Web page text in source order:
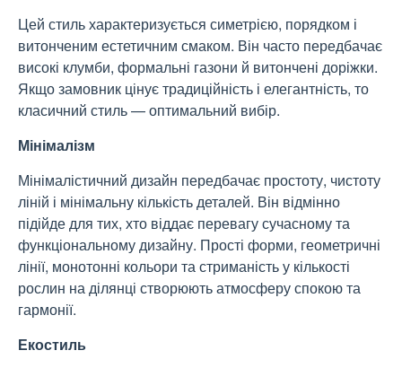
Цей стиль характеризується симетрією, порядком і
витонченим естетичним смаком. Він часто передбачає
високі клумби, формальні газони й витончені доріжки.
Якщо замовник цінує традиційність і елегантність, то
класичний стиль — оптимальний вибір.
Мінімалізм
Мінімалістичний дизайн передбачає простоту, чистоту
ліній і мінімальну кількість деталей. Він відмінно
підійде для тих, хто віддає перевагу сучасному та
функціональному дизайну. Прості форми, геометричні
лінії, монотонні кольори та стриманість у кількості
рослин на ділянці створюють атмосферу спокою та
гармонії.
Екостиль